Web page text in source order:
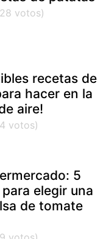
recetas de
hacer en la
aire!
5
elegir una
de tomate